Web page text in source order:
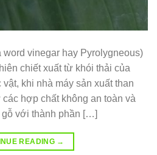
word vinegar hay Pyrolygneous)
chiết xuất từ khói thải của
khi nhà máy sản xuất than
hợp chất không an toàn và
với thành phần […]
READING →